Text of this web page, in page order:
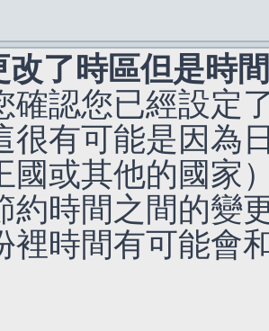
改了時區但是時
確認您已經設定
很有可能是因為
國或其他的國家
約時間之間的變
裡時間有可能會